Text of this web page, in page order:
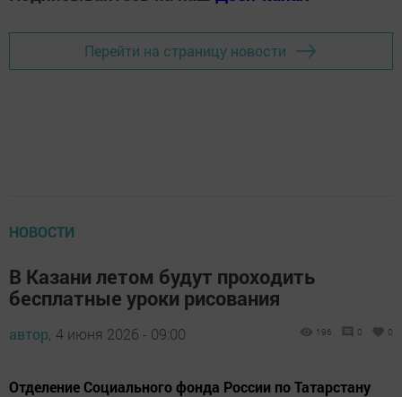
Перейти на страницу новости
НОВОСТИ
В Казани летом будут проходить
бесплатные уроки рисования
автор, 4 июня 2026 - 09:00 196 0 0
Отделение Социального фонда России по Татарстану